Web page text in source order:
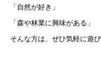
「自然が好き」
「森や林業に興味がある」
そんな方は、ぜひ気軽に遊